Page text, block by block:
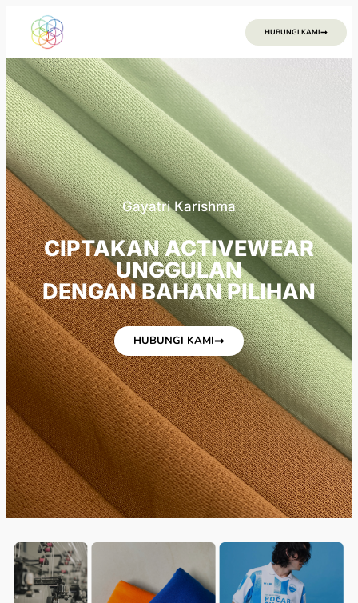
HUBUNGI KAMI
Gayatri Karishma​
CIPTAKAN ACTIVEWEAR
UNGGULAN
DENGAN BAHAN PILIHAN
HUBUNGI KAMI